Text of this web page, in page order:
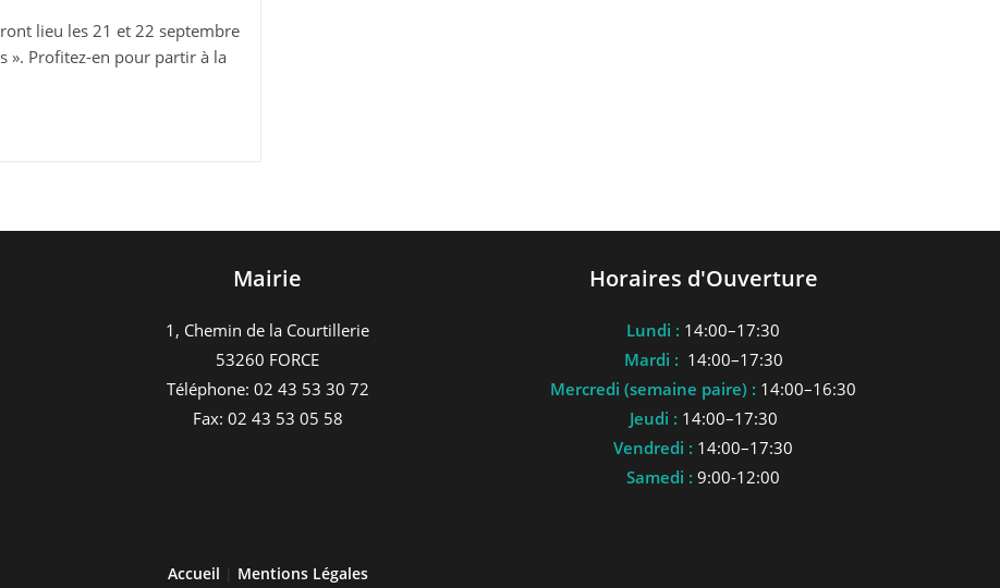
lieu les 21 et 22 septembre
». Profitez-en pour partir à la
Mairie
1, Chemin de la Courtillerie
53260 FORCE
Téléphone: 02 43 53 30 72
Fax: 02 43 53 05 58
Horaires d'Ouverture
Lundi : 14:00–17:30
Mardi : 14:00–17:30
Mercredi (semaine paire) : 14:00–16:30
Jeudi : 14:00–17:30
Vendredi : 14:00–17:30
Samedi : 9:00-12:00
Accueil Mentions Légales